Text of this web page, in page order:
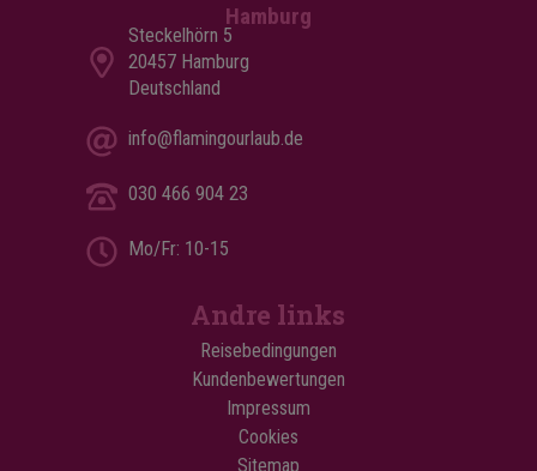
Hamburg
Steckelhörn 5
20457 Hamburg
Deutschland
info@flamingourlaub.de
030 466 904 23
Mo/Fr: 10-15
Andre links
Reisebedingungen
Kundenbewertungen
Impressum
Cookies
Sitemap